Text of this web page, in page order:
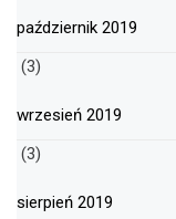
październik 2019
(3)
wrzesień 2019
(3)
sierpień 2019